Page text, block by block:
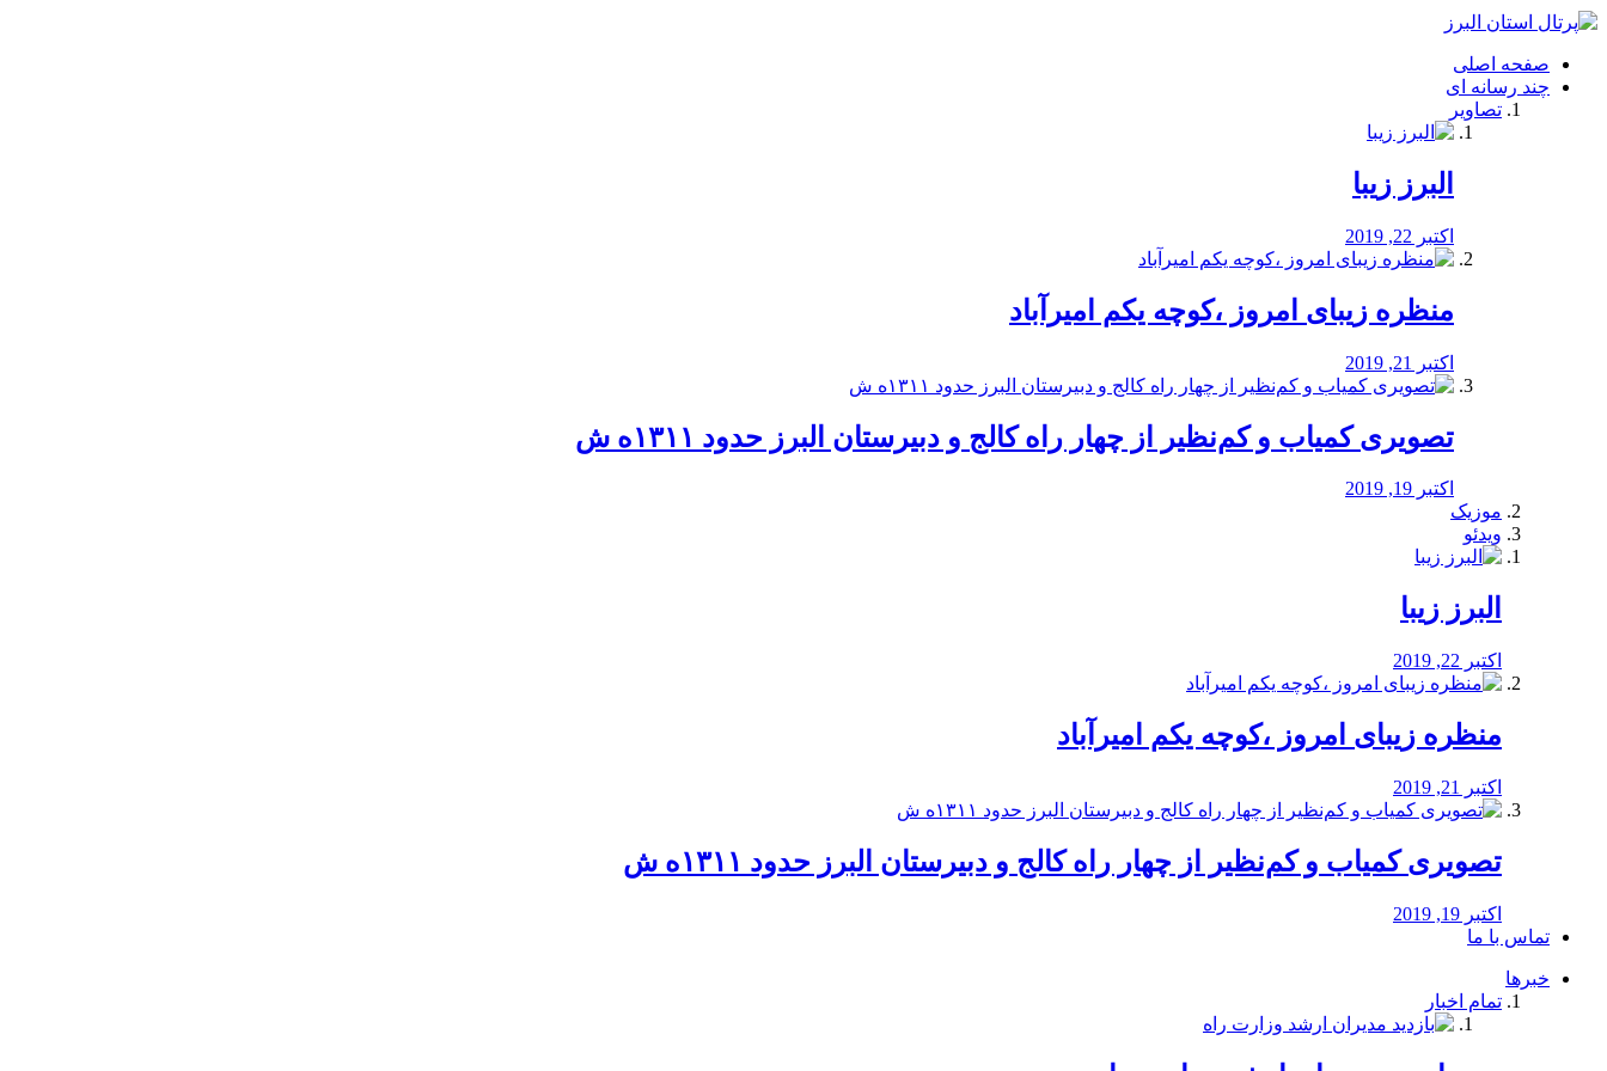
فصد
شرق
تهران
خشکشویی
صفحه اصلی
چند رسانه ای
تصاویر
البرز زیبا
اکتبر 22, 2019
منظره‌‌ زیبای امروز ،کوچه یکم امیرآباد
اکتبر 21, 2019
️تصویری کمیاب و کم‌نظیر از چهار راه كالج و دبيرستان البرز حدود ۱۳۱۱ه ش
اکتبر 19, 2019
موزیک
ویدئو
البرز زیبا
اکتبر 22, 2019
منظره‌‌ زیبای امروز ،کوچه یکم امیرآباد
اکتبر 21, 2019
️تصویری کمیاب و کم‌نظیر از چهار راه كالج و دبيرستان البرز حدود ۱۳۱۱ه ش
اکتبر 19, 2019
تماس با ما
خبرها
تمام اخبار